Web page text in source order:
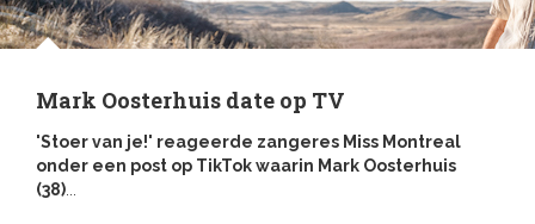
Mark Oosterhuis date op TV
'Stoer van je!' reageerde zangeres Miss Montreal
onder een post op TikTok waarin Mark Oosterhuis
(38)...